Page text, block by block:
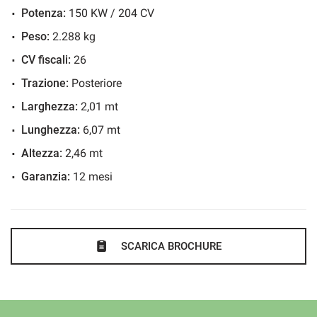
Facebook: Automoda dal 1991
Potenza: 150 KW / 204 CV
Peso: 2.288 kg
CV fiscali: 26
Trazione: Posteriore
Larghezza: 2,01 mt
Lunghezza: 6,07 mt
Altezza: 2,46 mt
Garanzia: 12 mesi
SCARICA BROCHURE